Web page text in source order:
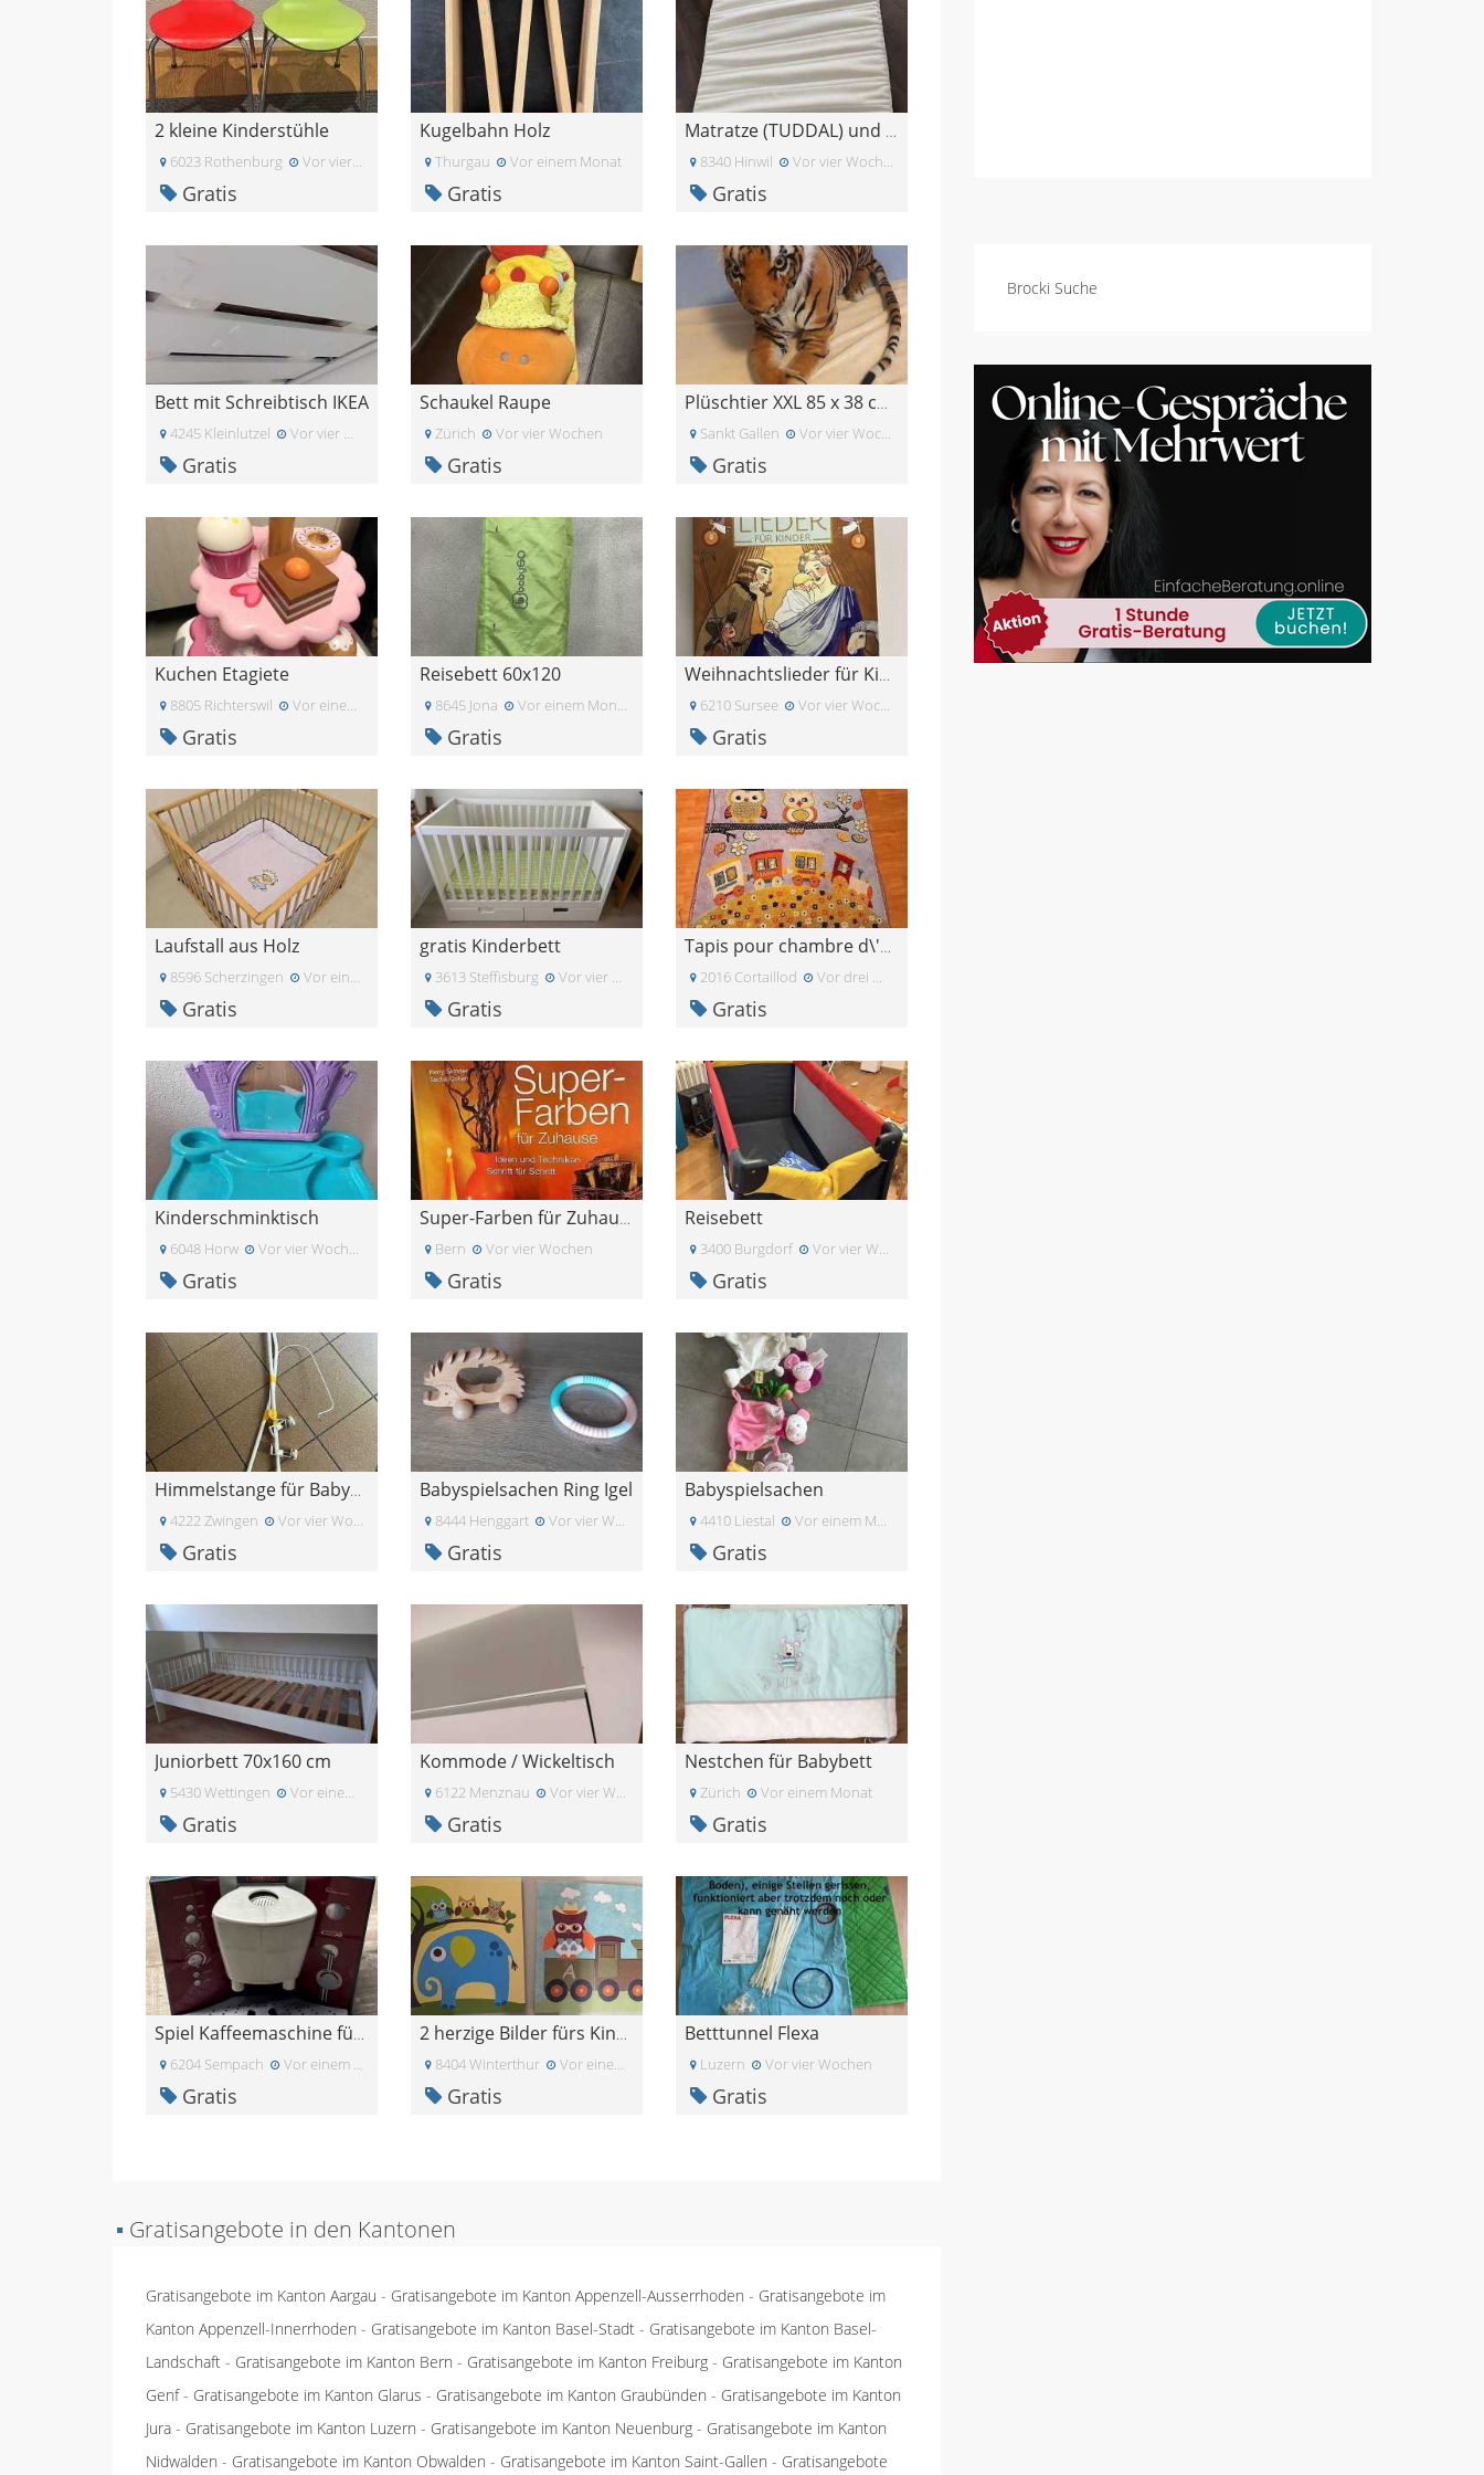
Brocki Suche
2 kleine Kinderstühle
6023 Rothenburg Vor vier Wochen
Gratis
Kugelbahn Holz
Thurgau Vor einem Monat
Gratis
Matratze (TUDDAL) und Kissen (VILDKORN) - gratis a
8340 Hinwil Vor vier Wochen
Gratis
Bett mit Schreibtisch IKEA
4245 Kleinlutzel Vor vier Wochen
Gratis
Schaukel Raupe
Zürich Vor vier Wochen
Gratis
Plüschtier XXL 85 x 38 cm, frisch gewaschen, wenig
Sankt Gallen Vor vier Wochen
Gratis
Kuchen Etagiete
8805 Richterswil Vor einem Monat
Gratis
Reisebett 60x120
8645 Jona Vor einem Monat
Gratis
Weihnachtslieder für Kinder
6210 Sursee Vor vier Wochen
Gratis
Laufstall aus Holz
8596 Scherzingen Vor einem Monat
Gratis
gratis Kinderbett
3613 Steffisburg Vor vier Wochen
Gratis
Tapis pour chambre d\'enfant
2016 Cortaillod Vor drei Wochen
Gratis
Kinderschminktisch
6048 Horw Vor vier Wochen
Gratis
Super-Farben für Zuhause - Ideen und Techniken
Bern Vor vier Wochen
Gratis
Reisebett
3400 Burgdorf Vor vier Wochen
Gratis
Himmelstange für Babybett
4222 Zwingen Vor vier Wochen
Gratis
Babyspielsachen Ring Igel
8444 Henggart Vor vier Wochen
Gratis
Babyspielsachen
4410 Liestal Vor einem Monat
Gratis
Juniorbett 70x160 cm
5430 Wettingen Vor einem Monat
Gratis
Kommode / Wickeltisch
6122 Menznau Vor vier Wochen
Gratis
Nestchen für Babybett
Zürich Vor einem Monat
Gratis
Spiel Kaffeemaschine für Kinder
6204 Sempach Vor einem Monat
Gratis
2 herzige Bilder fürs Kinderzimmer Elefant & Eulen
8404 Winterthur Vor einem Monat
Gratis
Betttunnel Flexa
Luzern Vor vier Wochen
Gratis
▪ Gratisangebote in den Kantonen
Gratisangebote im Kanton Aargau - Gratisangebote im Kanton Appenzell-Ausserrhoden - Gratisangebote im
Kanton Appenzell-Innerrhoden - Gratisangebote im Kanton Basel-Stadt - Gratisangebote im Kanton Basel-
Landschaft - Gratisangebote im Kanton Bern - Gratisangebote im Kanton Freiburg - Gratisangebote im Kanton
Genf- Gratisangebote im Kanton Glarus - Gratisangebote im Kanton Graubünden - Gratisangebote im Kanton
Jura - Gratisangebote im Kanton Luzern - Gratisangebote im Kanton Neuenburg - Gratisangebote im Kanton
Nidwalden - Gratisangebote im Kanton Obwalden - Gratisangebote im Kanton Saint-Gallen - Gratisangebote